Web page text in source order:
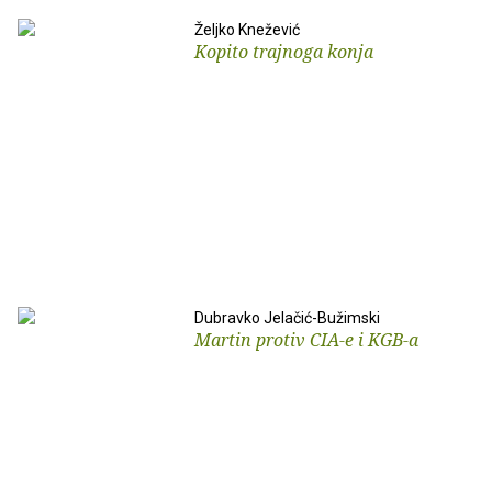
Željko Knežević
Kopito trajnoga konja
Dubravko Jelačić-Bužimski
Martin protiv CIA-e i KGB-a